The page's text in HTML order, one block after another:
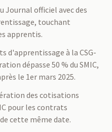
Journal officiel avec des
touchant
apprentis.
d'apprentissage à la CSG-
dépasse 50 % du SMIC,
le 1er mars 2025.
des cotisations
pour les contrats
cette même date.